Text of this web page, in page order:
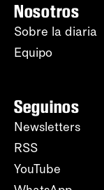
Nosotros
Sobre la diaria
Equipo
Seguinos
Newsletters
RSS
YouTube